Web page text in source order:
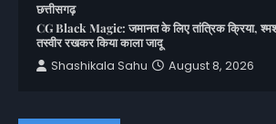
छत्तीसगढ़
CG Black Magic: जमानत के लिए तांत्रिक क्रिया,
तस्वीर रखकर किया काला जादू
Shashikala Sahu
August 8, 2026